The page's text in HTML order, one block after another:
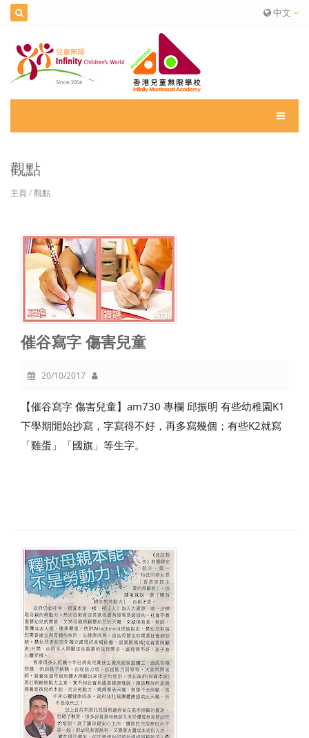
中文
觀點
主頁/觀點
催谷寫字 傷害兒童
20/10/2017
【催谷寫字 傷害兒童】am730 專欄 邱振明 有些幼稚園K1
下學期開始抄寫，字寫得不好，再多寫幾個；有些K2就寫
「雞蛋」「國旗」等生字。